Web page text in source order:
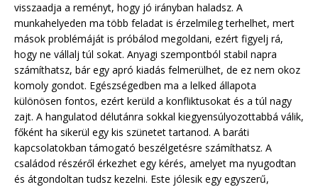
visszaadja a reményt, hogy jó irányban haladsz. A
munkahelyeden ma több feladat is érzelmileg terhelhet, mert
mások problémáját is próbálod megoldani, ezért figyelj rá,
hogy ne vállalj túl sokat. Anyagi szempontból stabil napra
számíthatsz, bár egy apró kiadás felmerülhet, de ez nem okoz
komoly gondot. Egészségedben ma a lelked állapota
különösen fontos, ezért kerüld a konfliktusokat és a túl nagy
zajt. A hangulatod délutánra sokkal kiegyensúlyozottabbá válik,
főként ha sikerül egy kis szünetet tartanod. A baráti
kapcsolatokban támogató beszélgetésre számíthatsz. A
családod részéről érkezhet egy kérés, amelyet ma nyugodtan
és átgondoltan tudsz kezelni. Este jólesik egy egyszerű,